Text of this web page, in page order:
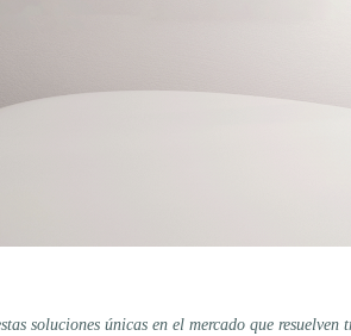
soluciones únicas en el mercado que